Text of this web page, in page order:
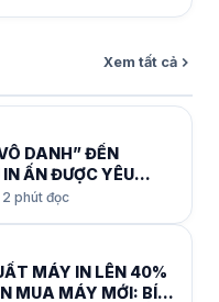
Xem tất cả
DANH” ĐẾN
ẤN ĐƯỢC YÊU
12 THÁNG
2 phút đọc
MÁY IN LÊN 40%
MUA MÁY MỚI: BÍ